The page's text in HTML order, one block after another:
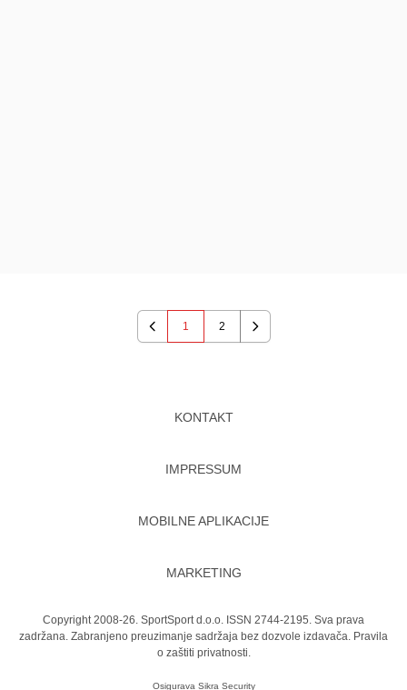
Previous
1 2
Next
KONTAKT
IMPRESSUM
MOBILNE APLIKACIJE
MARKETING
Copyright 2008-26. SportSport d.o.o. ISSN 2744-2195. Sva prava
zadržana. Zabranjeno preuzimanje sadržaja bez dozvole izdavača. Pravila
o zaštiti privatnosti.
Osigurava Sikra Security